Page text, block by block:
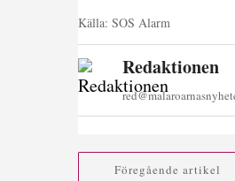
Källa: SOS Alarm
Redaktionen
Föregående artikel